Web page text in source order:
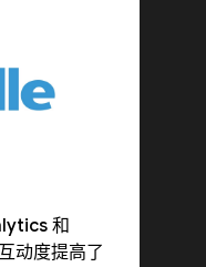
和
动度提高了